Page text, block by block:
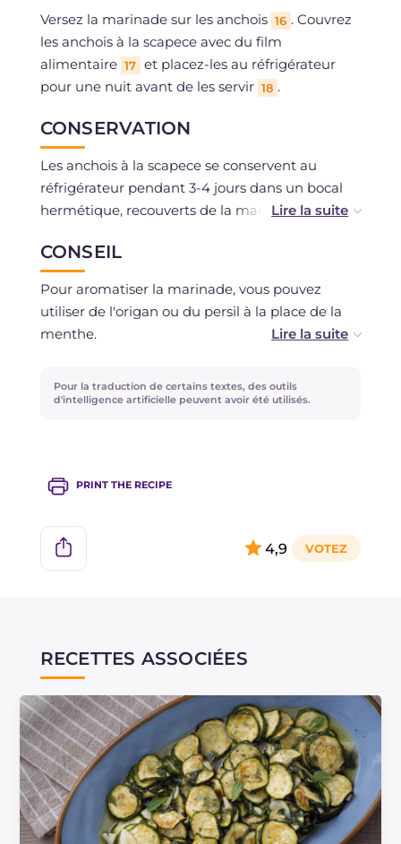
Versez la marinade sur les anchois 16 . Couvrez
les anchois à la scapece avec du film
alimentaire 17 et placez-les au réfrigérateur
pour une nuit avant de les servir 18 .
CONSERVATION
Les anchois à la scapece se conservent au
réfrigérateur pendant 3-4 jours dans un bocal
hermétique, recouverts de la marinade.
Nous déconseillons la congélation.
CONSEIL
Pour aromatiser la marinade, vous pouvez
utiliser de l'origan ou du persil à la place de la
menthe.
Si vous préférez acheter des anchois entiers, il
vous en faudra environ 600 g : vous pouvez
Pour la traduction de certains textes, des outils
d'intelligence artificielle peuvent avoir été utilisés.
PRINT THE RECIPE
4,9
RECETTES ASSOCIÉES